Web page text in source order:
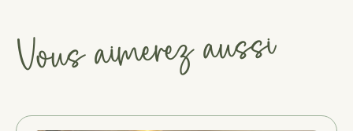
Vous aimerez aussi
#